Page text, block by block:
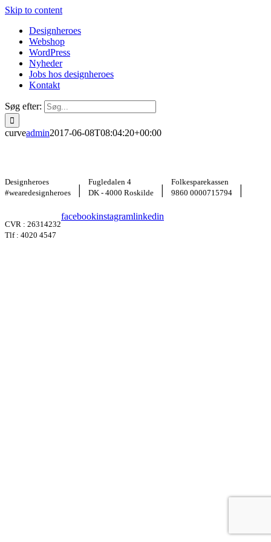
Skip to content
Designheroes
Webshop
WordPress
Nyheder
Jobs hos designheroes
Kontakt
Søg efter:
curveadmin2017-06-08T08:04:20+00:00
Designheroes
#wearedesignheroes
|
Fugledalen 4
DK - 4000 Roskilde
|
Folkesparekassen
9860 0000715794
|
CVR : 26314232
Tlf : 4020 4547
facebookinstagramlinkedin